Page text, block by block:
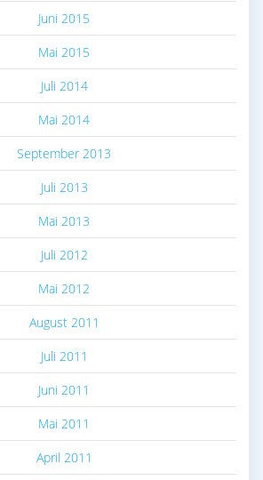
Juni 2015
Mai 2015
Juli 2014
Mai 2014
September 2013
Juli 2013
Mai 2013
Juli 2012
Mai 2012
August 2011
Juli 2011
Juni 2011
Mai 2011
April 2011